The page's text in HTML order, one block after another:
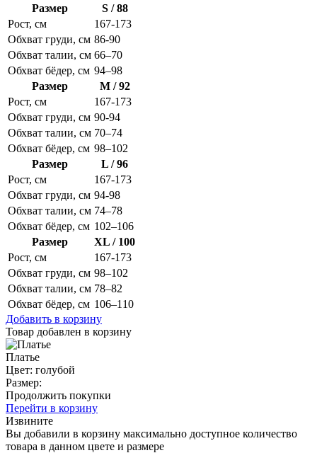
Размер
S / 88
Рост, см
167-173
Обхват груди, см 86-90
Обхват талии, см 66–70
Обхват бёдер, см 94–98
Размер
M / 92
Рост, см
167-173
Обхват груди, см 90-94
Обхват талии, см 70–74
Обхват бёдер, см 98–102
Размер
L / 96
Рост, см
167-173
Обхват груди, см 94-98
Обхват талии, см 74–78
Обхват бёдер, см 102–106
Размер
XL / 100
Рост, см
167-173
Обхват груди, см 98–102
Обхват талии, см 78–82
Обхват бёдер, см 106–110
Добавить в корзину
Товар добавлен в корзину
Платье
Цвет: голубой
Размер:
Продолжить покупки
Перейти в корзину
Извините
Вы добавили в корзину максимально доступное количество
товара в данном цвете и размере